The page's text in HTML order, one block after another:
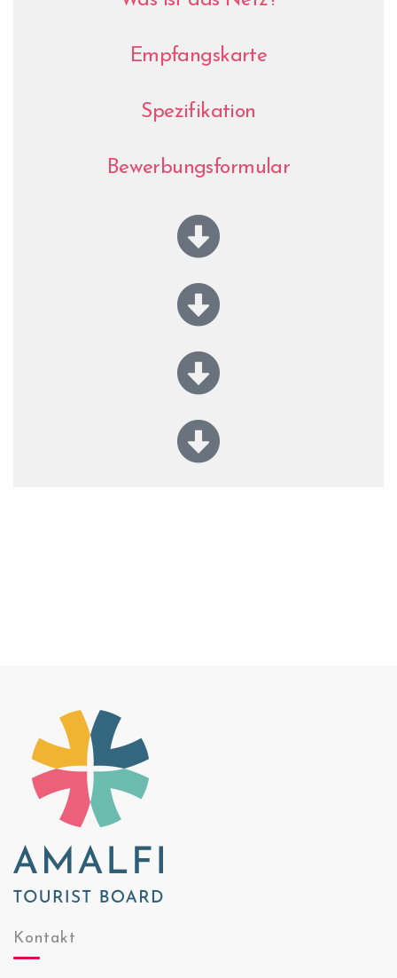
Empfangskarte
Spezifikation
Bewerbungsformular
Kontakt